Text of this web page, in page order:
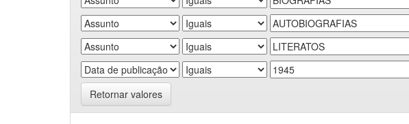
Retornar valores